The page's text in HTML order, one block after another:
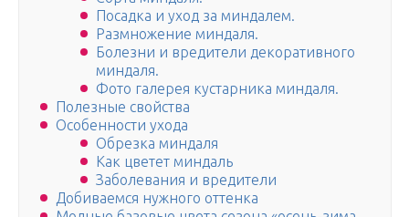
Посадка и уход за миндалем.
Размножение миндаля.
Болезни и вредители декоративного
миндаля.
Фото галерея кустарника миндаля.
Полезные свойства
Особенности ухода
Обрезка миндаля
Как цветет миндаль
Заболевания и вредители
Добиваемся нужного оттенка